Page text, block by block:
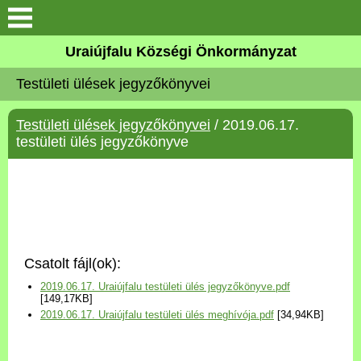
Köszöntő
Elérhetőségek
Uraiújfalu
Választási információk
Versenyképes Járások
Uraiújfalu Községi Önkormányzat
Testületi ülések jegyzőkönyvei
Testületi ülések jegyzőkönyvei / 2019.06.17.
testületi ülés jegyzőkönyve
Csatolt fájl(ok):
2019.06.17. Uraiújfalu testületi ülés jegyzőkönyve.pdf
[149,17KB]
2019.06.17. Uraiújfalu testületi ülés meghívója.pdf [34,94KB]